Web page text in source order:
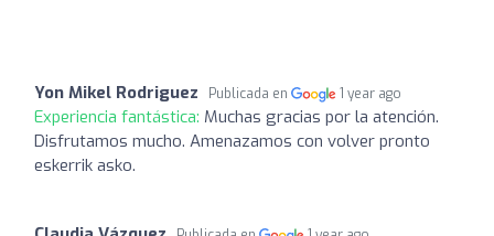
Yon Mikel Rodriguez Publicada en 1 year ago
Experiencia fantástica: Muchas gracias por la atención.
Disfrutamos mucho. Amenazamos con volver pronto
eskerrik asko.